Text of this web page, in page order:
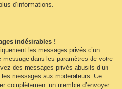
d’informations.
indésirables !
les messages privés d’un
dans les paramètres de votre
des messages privés abusifs d’un
messages aux modérateurs. Ce
complètement un membre d’envoyer